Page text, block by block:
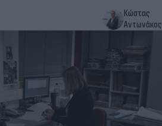
Κώστας
Αντωνάκος